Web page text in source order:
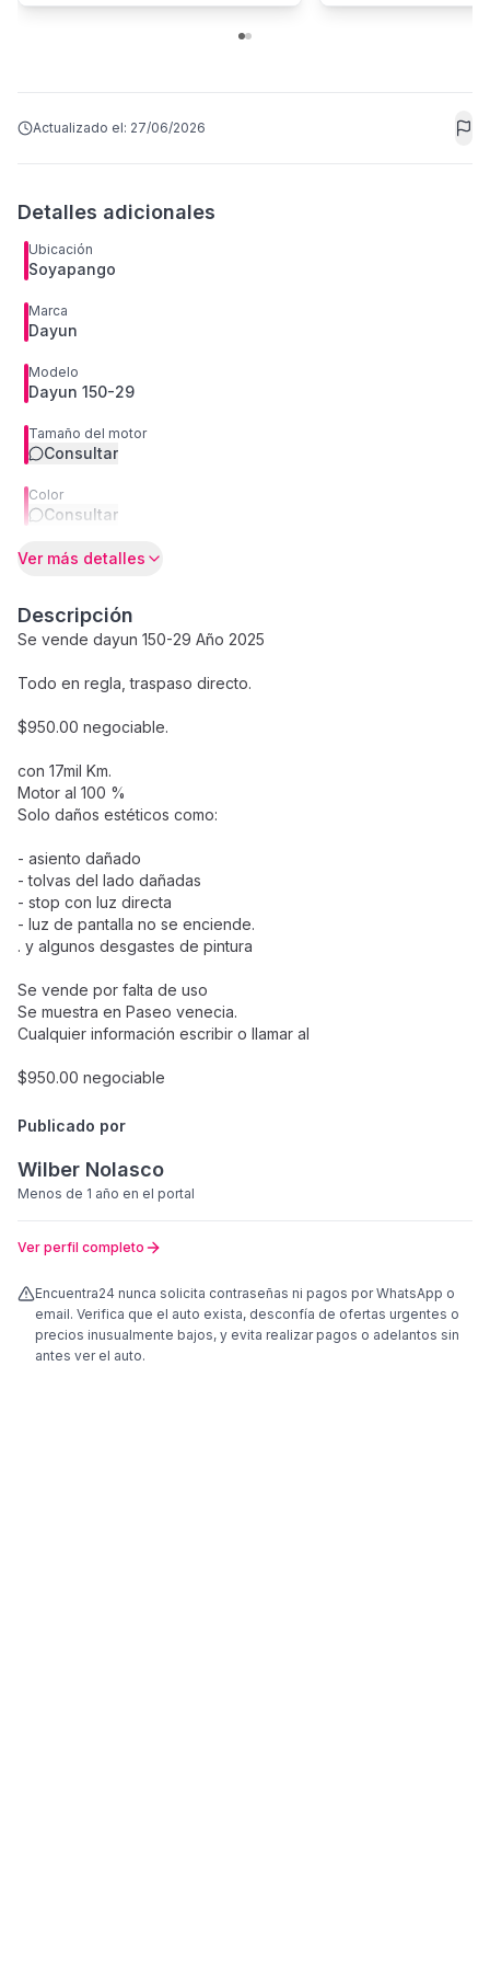
Actualizado el: 27/06/2026
Detalles adicionales
Ubicación
Soyapango
Marca
Dayun
Modelo
Dayun 150-29
Tamaño del motor
Consultar
Color
Consultar
Ver más detalles
Descripción
Se vende dayun 150-29 Año 2025
Todo en regla, traspaso directo.
$950.00 negociable.
con 17mil Km.
Motor al 100 %
Solo daños estéticos como:
- asiento dañado
- tolvas del lado dañadas
- stop con luz directa
- luz de pantalla no se enciende.
. y algunos desgastes de pintura
Se vende por falta de uso
Se muestra en Paseo venecia.
Cualquier información escribir o llamar al
$950.00 negociable
Publicado por
Wilber Nolasco
Menos de 1 año en el portal
Ver perfil completo
Encuentra24 nunca solicita contraseñas ni pagos por WhatsApp o
email. Verifica que el auto exista, desconfía de ofertas urgentes o
precios inusualmente bajos, y evita realizar pagos o adelantos sin
antes ver el auto.